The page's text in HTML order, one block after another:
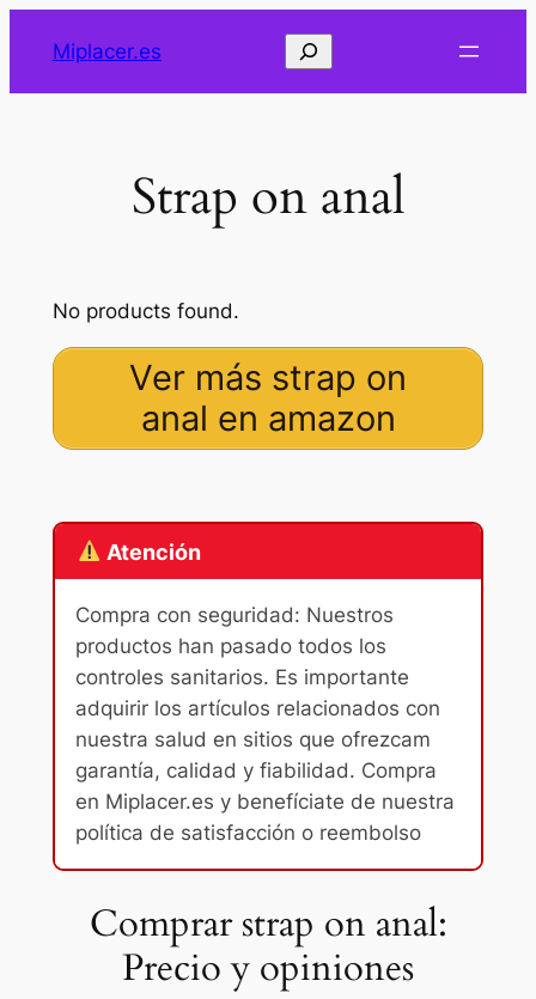
Miplacer.es Buscar
Strap on anal
No products found.
Ver más strap on
anal en amazon
Atención
Compra con seguridad: Nuestros
productos han pasado todos los
controles sanitarios. Es importante
adquirir los artículos relacionados con
nuestra salud en sitios que ofrezcam
garantía, calidad y fiabilidad. Compra
en Miplacer.es y benefíciate de nuestra
política de satisfacción o reembolso
Comprar strap on anal:
Precio y opiniones